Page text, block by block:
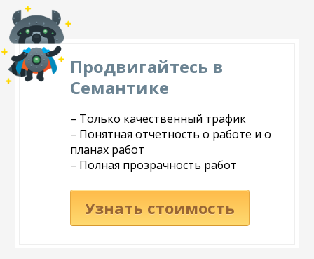
Продвигайтесь в
Семантике
– Только качественный трафик
– Понятная отчетность о работе и о
планах работ
– Полная прозрачность работ
Узнать стоимость